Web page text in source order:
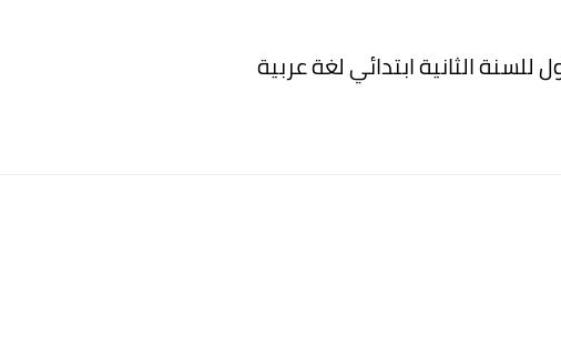
للسنة الثانية ابتدائي لغة عربية